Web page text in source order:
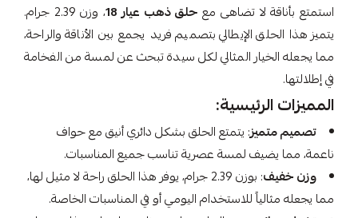
استمتع بأناقة لا تضاهى مع حلق ذهب عيار 18
، وزن 2.39 جرام.
يتميز هذا الحلق الإيطالي بتصميم فريد يجمع بين الأناقة والراحة،
مما يجعله الخيار المثالي لكل سيدة تبحث عن لمسة من الفخامة
في إطلالتها.
المميزات الرئيسية:
تصميم متميز: يتمتع الحلق بشكل دائري أنيق مع حواف
ناعمة، مما يضيف لمسة عصرية تناسب جميع المناسبات.
وزن خفيف
: بوزن 2.39 جرام، يوفر هذا الحلق راحة لا مثيل لها،
مما يجعله مثالياً للاستخدام اليومي أو في المناسبات الخاصة.